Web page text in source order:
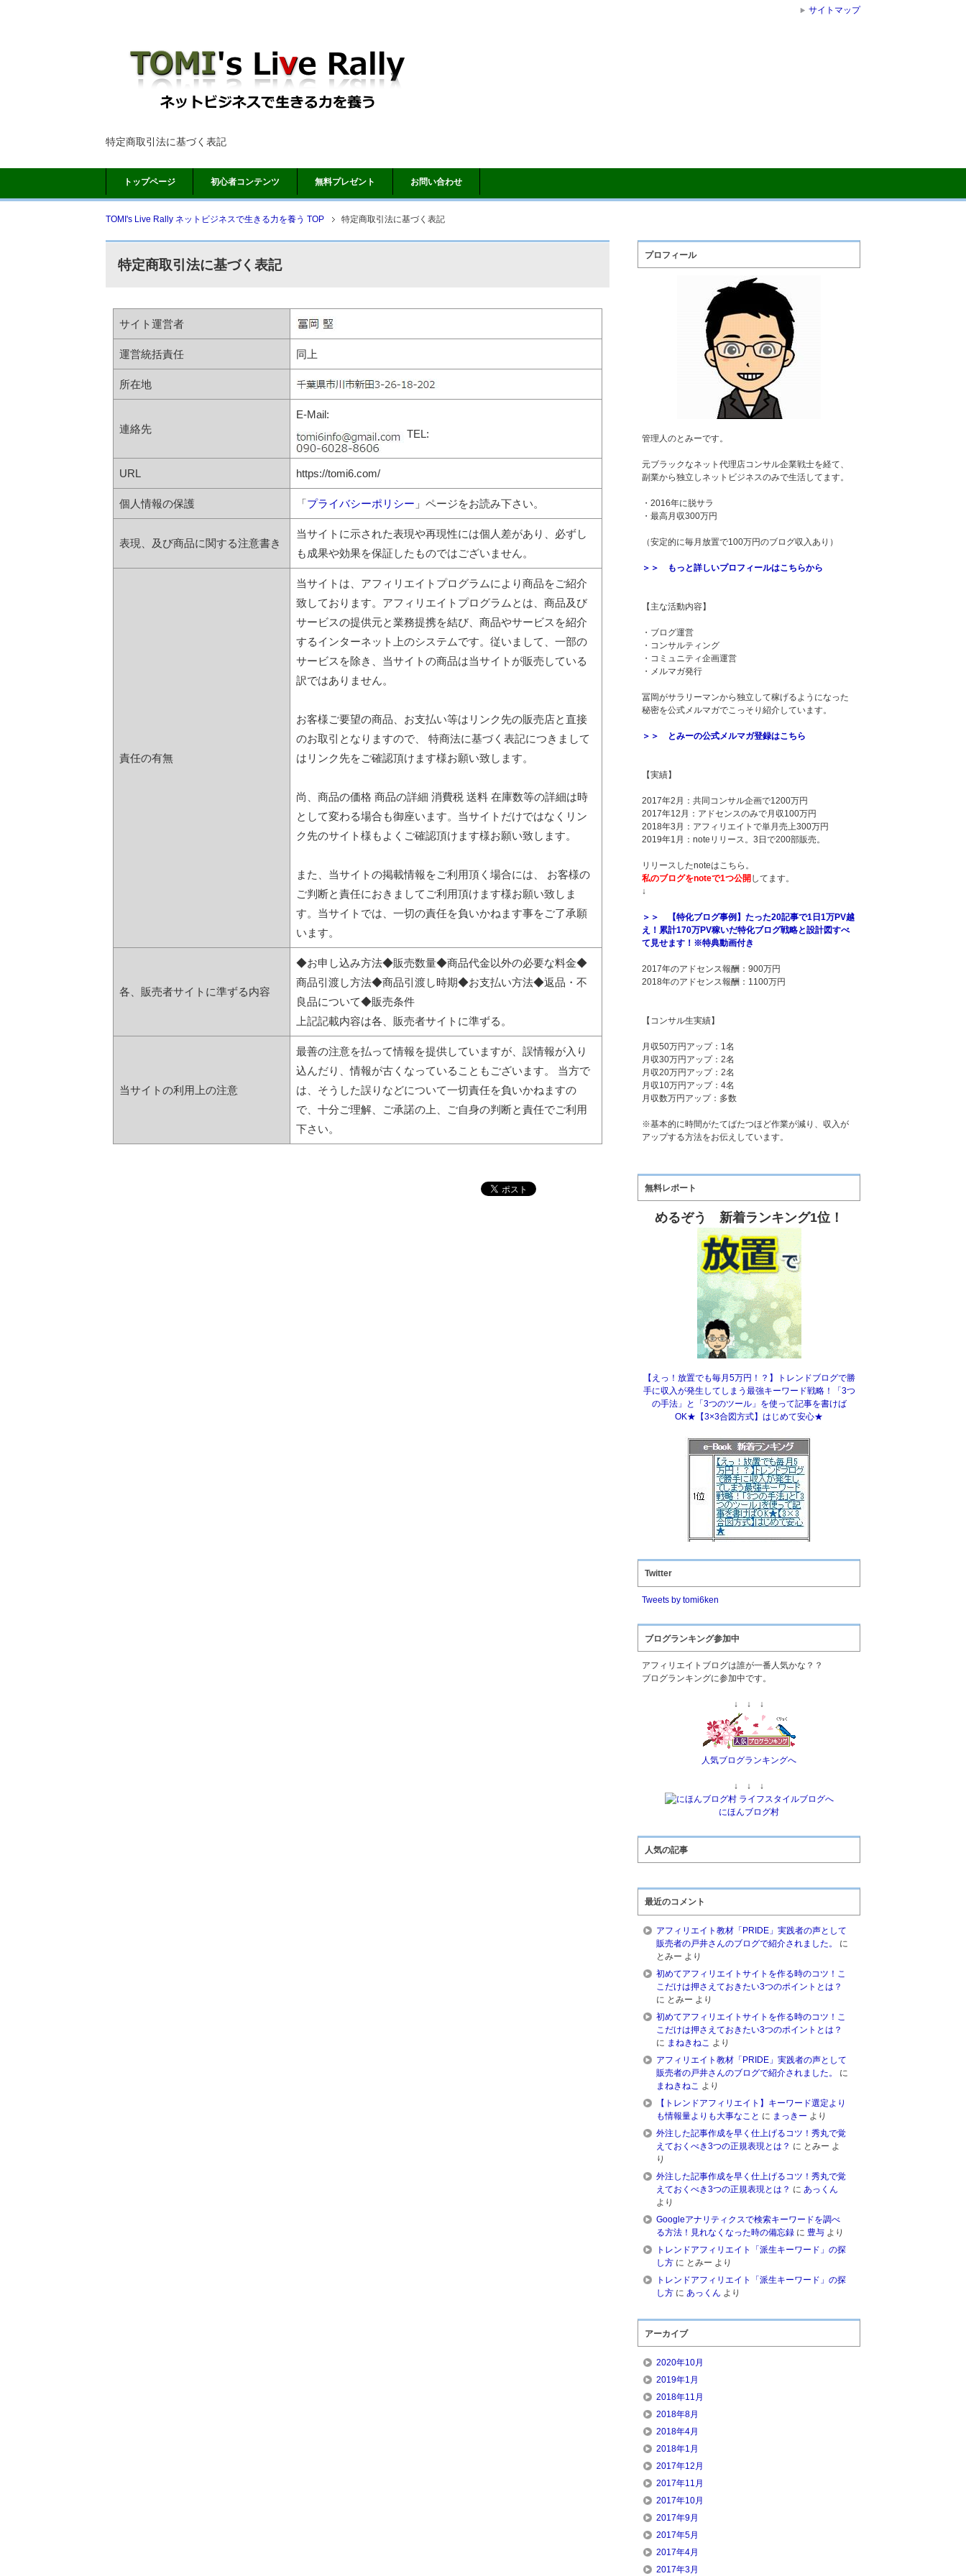
特定商取引法に基づく表記
トップページ 初心者コンテンツ 無料プレゼント お問い合わせ
TOMI's Live Rally ネットビジネスで生きる力を養う TOP 特定商取引法に基づく表記
特定商取引法に基づく表記
サイト運営者
運営統括責任 同上
所在地
連絡先
E-Mail:
TEL:
URL https://tomi6.com/
個人情報の保護 「プライバシーポリシー 」ページをお読み下さい。
表現、及び商品に関する注意書き
当サイトに示された表現や再現性には個人差があり、必ずし
も成果や効果を保証したものではございません。
責任の有無
当サイトは、アフィリエイトプログラムにより商品をご紹介
致しております。アフィリエイトプログラムとは、商品及び
サービスの提供元と業務提携を結び、商品やサービスを紹介
するインターネット上のシステムです。従いまして、一部の
サービスを除き、当サイトの商品は当サイトが販売している
訳ではありません。
お客様ご要望の商品、お支払い等はリンク先の販売店と直接
のお取引となりますので、 特商法に基づく表記につきまして
はリンク先をご確認頂けます様お願い致します。
尚、商品の価格 商品の詳細 消費税 送料 在庫数等の詳細は時
として変わる場合も御座います。当サイトだけではなくリン
ク先のサイト様もよくご確認頂けます様お願い致します。
また、当サイトの掲載情報をご利用頂く場合には、 お客様の
ご判断と責任におきましてご利用頂けます様お願い致しま
す。当サイトでは、一切の責任を負いかねます事をご了承願
います。
各、販売者サイトに準ずる内容
◆お申し込み方法◆販売数量◆商品代金以外の必要な料金◆
商品引渡し方法◆商品引渡し時期◆お支払い方法◆返品・不
良品について◆販売条件
上記記載内容は各、販売者サイトに準ずる。
当サイトの利用上の注意
最善の注意を払って情報を提供していますが、誤情報が入り
込んだり、情報が古くなっていることもございます。 当方で
は、そうした誤りなどについて一切責任を負いかねますの
で、十分ご理解、ご承諾の上、ご自身の判断と責任でご利用
下さい。
プロフィール
管理人のとみーです。
元ブラックなネット代理店コンサル企業戦士を経て、
副業から独立しネットビジネスのみで生活してます。
・2016年に脱サラ
・最高月収300万円
（安定的に毎月放置で100万円のブログ収入あり）
＞＞ もっと詳しいプロフィールはこちらから
【主な活動内容】
・ブログ運営
・コンサルティング
・コミュニティ企画運営
・メルマガ発行
冨岡がサラリーマンから独立して稼げるようになった
秘密を公式メルマガでこっそり紹介しています。
＞＞ とみーの公式メルマガ登録はこちら
【実績】
2017年2月：共同コンサル企画で1200万円
2017年12月：アドセンスのみで月収100万円
2018年3月：アフィリエイトで単月売上300万円
2019年1月：noteリリース。3日で200部販売。
リリースしたnoteはこちら。
私のブログをnoteで1つ公開 してます。
↓
＞＞ 【特化ブログ事例】たった20記事で1日1万PV越
え！累計170万PV稼いだ特化ブログ戦略と設計図すべ
て見せます！※特典動画付き
2017年のアドセンス報酬：900万円
2018年のアドセンス報酬：1100万円
【コンサル生実績】
月収50万円アップ：1名
月収30万円アップ：2名
月収20万円アップ：2名
月収10万円アップ：4名
月収数万円アップ：多数
※基本的に時間がたてばたつほど作業が減り、収入が
アップする方法をお伝えしています。
無料レポート
めるぞう 新着ランキング1位！
【えっ！放置でも毎月5万円！？】トレンドブログで勝
手に収入が発生してしまう最強キーワード戦略！「3つ
の手法」と「3つのツール」を使って記事を書けば
OK★【3×3合図方式】はじめて安心★
Twitter
Tweets by tomi6ken
ブログランキング参加中
アフィリエイトブログは誰が一番人気かな？？
ブログランキングに参加中です。
↓ ↓ ↓
人気ブログランキングへ
↓ ↓ ↓
にほんブログ村
人気の記事
最近のコメント
アフィリエイト教材「PRIDE」実践者の声として
販売者の戸井さんのブログで紹介されました。
に
とみー より
初めてアフィリエイトサイトを作る時のコツ！こ
こだけは押さえておきたい3つのポイントとは？
に とみー より
初めてアフィリエイトサイトを作る時のコツ！こ
こだけは押さえておきたい3つのポイントとは？
に まねきねこ より
アフィリエイト教材「PRIDE」実践者の声として
販売者の戸井さんのブログで紹介されました。
に
まねきねこ より
【トレンドアフィリエイト】キーワード選定より
も情報量よりも大事なこと に まっきー より
外注した記事作成を早く仕上げるコツ！秀丸で覚
えておくべき3つの正規表現とは？ に とみー よ
り
外注した記事作成を早く仕上げるコツ！秀丸で覚
えておくべき3つの正規表現とは？ にあっくん
より
Googleアナリティクスで検索キーワードを調べ
る方法！見れなくなった時の備忘録 に 豊与 より
トレンドアフィリエイト「派生キーワード」の探
し方 に とみー より
トレンドアフィリエイト「派生キーワード」の探
し方 にあっくん より
アーカイブ
2020年10月
2019年1月
2018年11月
2018年8月
2018年4月
2018年1月
2017年12月
2017年11月
2017年10月
2017年9月
2017年5月
2017年4月
2017年3月
サイトマップ